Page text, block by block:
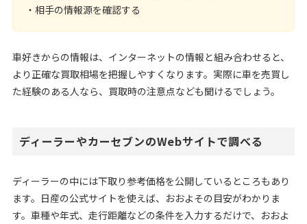
・相手の情報源を確認する
車好きからの情報は、インターネットの情報と組み合わせると、
より正確な買取相場を把握しやすくなります。実際に車を売買し
た経験のある人なら、買取時の注意点なども聞けるでしょう。
ディーラーやカーセブンのWebサイトで調べる
ディーラーの中には下取り参考価格を公開しているところもあり
ます。日産の公式サイトを使えば、おおよその目安がわかりま
す。車種や年式、走行距離などの条件を入力するだけで、おおよ